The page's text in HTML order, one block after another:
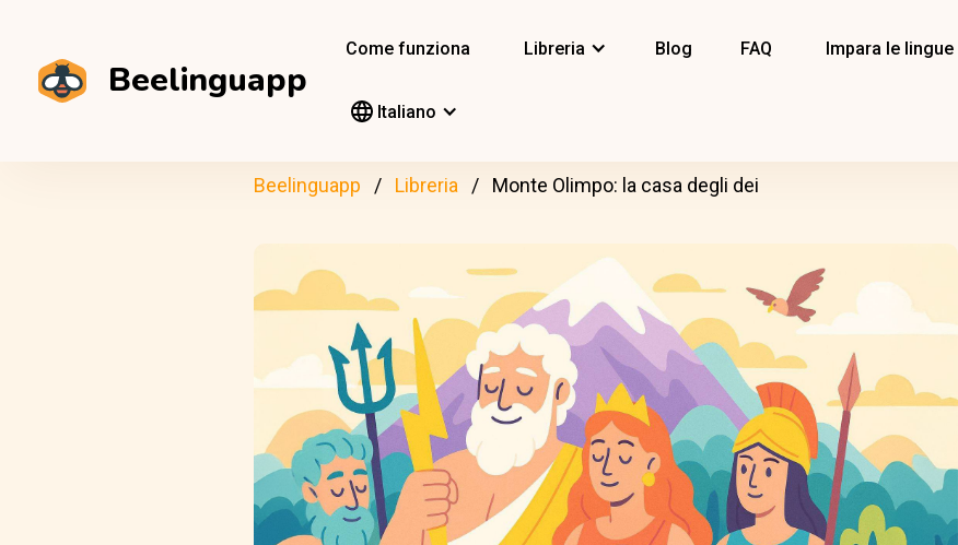
Beelinguapp
Come funziona Libreria Blog FAQ Impara le lingue
Italiano
Beelinguapp Libreria Monte Olimpo: la casa degli dei